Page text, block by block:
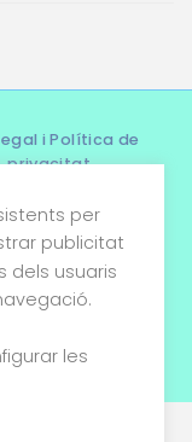
i Política de
privacitat
i condicions
Política de cookies
per
publicitat
dels usuaris
les